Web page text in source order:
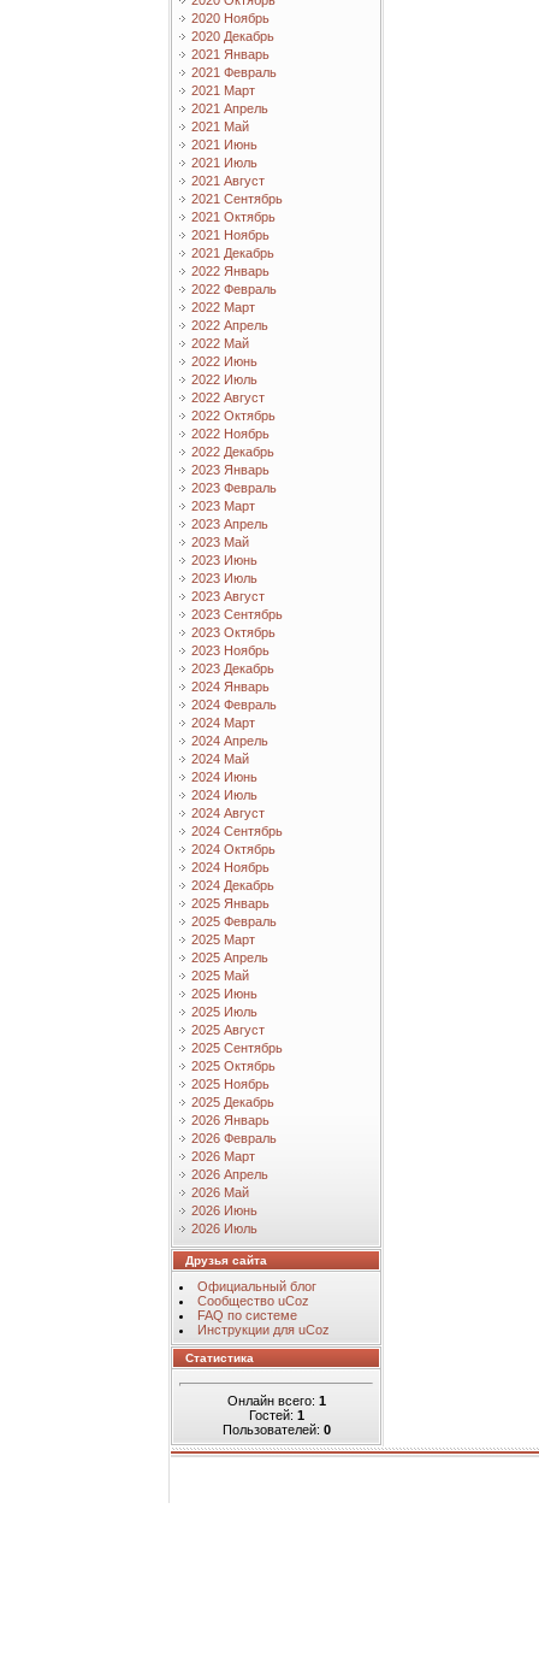
2020 Ноябрь
2020 Декабрь
2021 Январь
2021 Февраль
2021 Март
2021 Апрель
2021 Май
2021 Июнь
2021 Июль
2021 Август
2021 Сентябрь
2021 Октябрь
2021 Ноябрь
2021 Декабрь
2022 Январь
2022 Февраль
2022 Март
2022 Апрель
2022 Май
2022 Июнь
2022 Июль
2022 Август
2022 Октябрь
2022 Ноябрь
2022 Декабрь
2023 Январь
2023 Февраль
2023 Март
2023 Апрель
2023 Май
2023 Июнь
2023 Июль
2023 Август
2023 Сентябрь
2023 Октябрь
2023 Ноябрь
2023 Декабрь
2024 Январь
2024 Февраль
2024 Март
2024 Апрель
2024 Май
2024 Июнь
2024 Июль
2024 Август
2024 Сентябрь
2024 Октябрь
2024 Ноябрь
2024 Декабрь
2025 Январь
2025 Февраль
2025 Март
2025 Апрель
2025 Май
2025 Июнь
2025 Июль
2025 Август
2025 Сентябрь
2025 Октябрь
2025 Ноябрь
2025 Декабрь
2026 Январь
2026 Февраль
2026 Март
2026 Апрель
2026 Май
2026 Июнь
2026 Июль
Друзья сайта
Официальный блог
Сообщество uCoz
FAQ по системе
Инструкции для uCoz
Статистика
Онлайн всего: 1
Гостей: 1
Пользователей: 0